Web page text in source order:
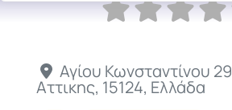
Αγίου Κωνσταντίνου 29
Αττικης, 15124, Ελλάδα